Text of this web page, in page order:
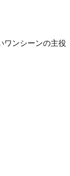
ワンシーンの主役